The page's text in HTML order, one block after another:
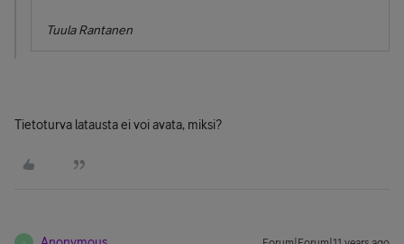
Tuula Rantanen
Tietoturva latausta ei voi avata, miksi?